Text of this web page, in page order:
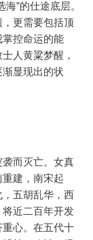
”的仕途底层。
更需要包括顶
控命运的能
人黄粱梦醒，
显现出的状
而灭亡。女真
建，南宋起
五胡乱华，西
近二百年开发
心。在五代十